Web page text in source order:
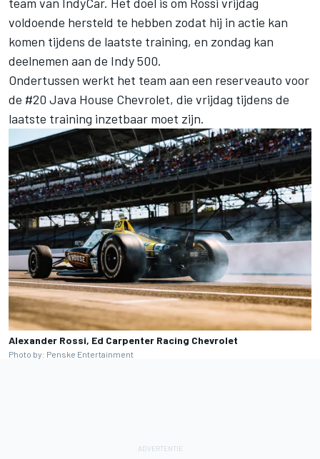
team van IndyCar. Het doel is om Rossi vrijdag
voldoende hersteld te hebben zodat hij in actie kan
komen tijdens de laatste training, en zondag kan
deelnemen aan de Indy 500.
Ondertussen werkt het team aan een reserveauto voor
de #20 Java House Chevrolet, die vrijdag tijdens de
laatste training inzetbaar moet zijn.
Alexander Rossi, Ed Carpenter Racing Chevrolet
Photo by: Penske Entertainment